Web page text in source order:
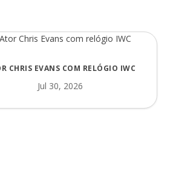
CHRIS EVANS COM RELÓGIO IWC
Jul 30, 2026